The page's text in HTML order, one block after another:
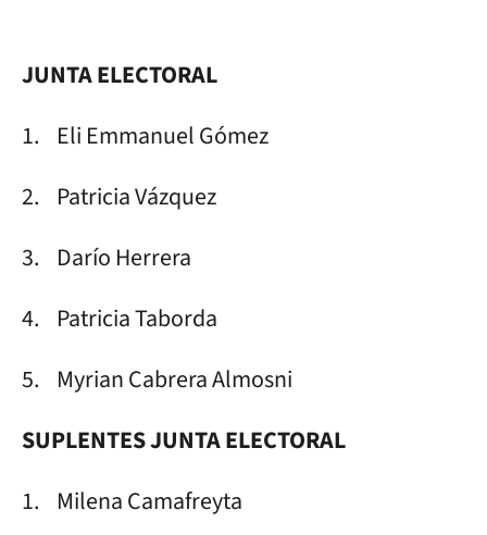
JUNTA ELECTORAL
1. Eli Emmanuel Gómez
2. Patricia Vázquez
3. Darío Herrera
4. Patricia Taborda
5. Myrian Cabrera Almosni
SUPLENTES JUNTA ELECTORAL
1. Milena Camafreyta